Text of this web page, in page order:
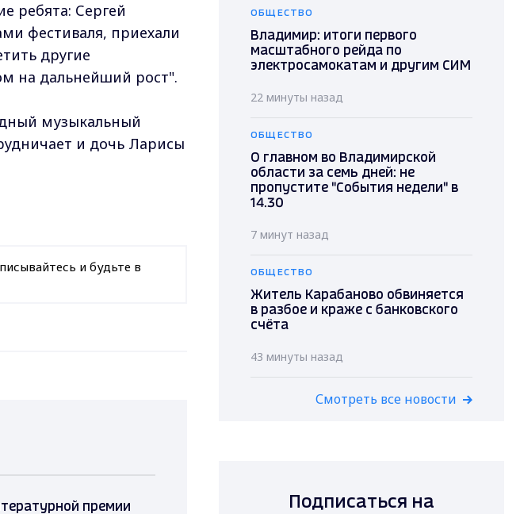
ребята: Сергей
фестиваля, приехали
другие
на дальнейший рост".
музыкальный
и дочь Ларисы
и будьте в
премии
ОБЩЕСТВО
Владимир: итоги первого
масштабного рейда по
электросамокатам и другим СИМ
22 минуты назад
ОБЩЕСТВО
О главном во Владимирской
области за семь дней: не
пропустите "События недели" в
14.30
7 минут назад
ОБЩЕСТВО
Житель Карабаново обвиняется
в разбое и краже с банковского
счёта
43 минуты назад
Смотреть все новости
Подписаться на